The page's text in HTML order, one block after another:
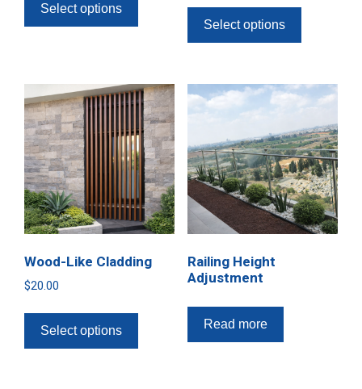
Select options
Select options
Wood-Like Cladding
$20.00
Select options
Railing Height
Adjustment
Read more